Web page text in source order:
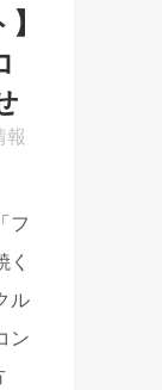
報
フ
ル
ン